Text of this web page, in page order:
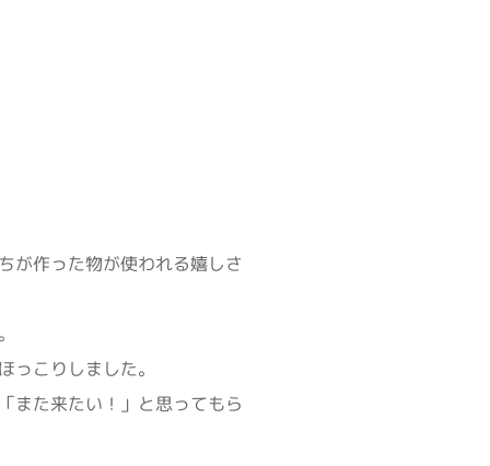
が作った物が使われる嬉しさ
こりしました。
また来たい！」と思ってもら